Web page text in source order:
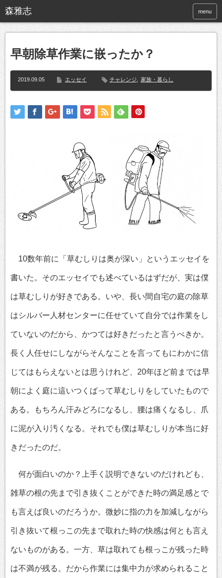
menu
早朝除草作業に嵌ったか？
2019.09.05 エッセイ チャレンジ 家族・暮らし
10数年前に「草むしりは奥が深い」というエッセイを
書いた。そのエッセイでも述べているはずだが、実は僕
は草むしりが好きである。いや、長い間自宅の庭の除草
はシルバー人材センターに任せていて自分では作業をし
ていないのだから、かつては好きだったと言うべきか。
長く人任せにしながらそんなことを言ってもにわかに信
じてはもらえないとは思うけれど、20年ほど前までは早
朝によく庭に這いつくばって草むしりをしていたもので
ある。もちろん汗みどろになるし、腰は痛くなるし、爪
に泥が入り汚くなる。それでも僕は草むしりが本当に好
きだったのだ。
何が面白いのか？上手く説明できないのだけれども、
雑草の根の先まで引き抜くことができた時の満足感とで
も言えば良いのだろうか。微妙に指の力を加減しながら
引き抜いて根っこの先まで取れた時の快感は何とも言え
ないものがある。一方、草は取れても根っこが残った時
は不満が残る。だから作業には集中力が求められること